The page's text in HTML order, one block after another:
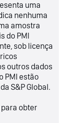
uma
nenhuma
amostra
do PMI
sob licença
outros dados
PMI estão
S&P Global.
obter